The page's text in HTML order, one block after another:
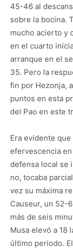
45-46 al
sobre la bocina.
mucho acierto y
en el cuarto
arranque en el
35. Pero la
fin por Hezonja,
puntos en esta
del Pao en este
Era evidente
efervescencia
defensa local se
no, tocaba
vez su máxima
Causeur, un 52-
más de seis
Musa elevó a 18
último periodo.